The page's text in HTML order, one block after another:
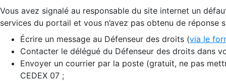
Vous avez signalé au responsable du site internet un
services du portail et vous n’avez pas obtenu de réponse
Écrire un message au Défenseur des droits (via le
Contacter le délégué du Défenseur des droits dans
Envoyer un courrier par la poste (gratuit, ne pas
CEDEX 07 ;